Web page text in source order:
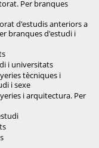
Per branques
d'estudis anteriors a
branques d'estudi i
i universitats
tècniques i
i sexe
i arquitectura. Per